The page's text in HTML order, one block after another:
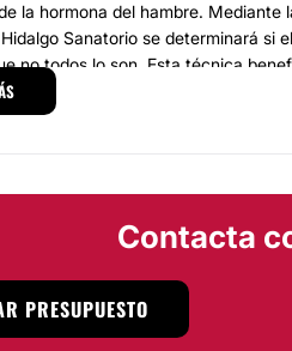
la hormona del hambre. Mediante
Sanatorio se determinará si
no todos lo son. Esta técnica
nutricional es mínimo y cuyo
bariátricas.
un nuevo estilo de vida en
Contacta
PRESUPUESTO